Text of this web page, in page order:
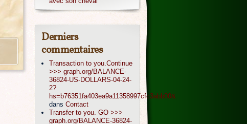
Derniers
commentaires
Transaction to you.Continue
>>> graph.org/BALANCE-
36824-US-DOLLARS-04-24-
2?
hs=b76351fa403ea9a11358997cfc3abb00&
dans Contact
Transfer to you. GO >>>
graph.org/BALANCE-36824-